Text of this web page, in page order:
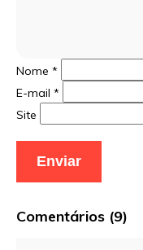
Nome *
E-mail *
Site
Comentários (9)